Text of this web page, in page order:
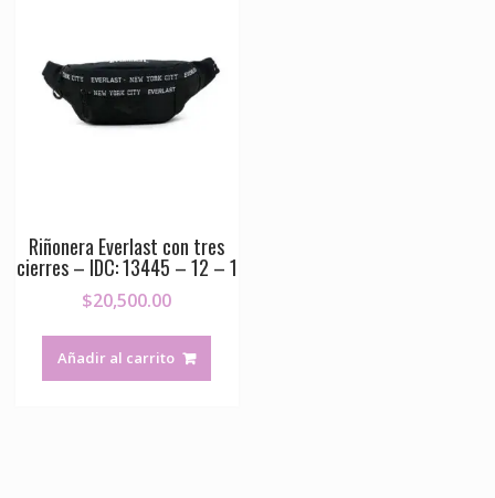
Riñonera Everlast con tres
cierres – IDC: 13445 – 12 – 1
$20,500.00
Añadir al carrito